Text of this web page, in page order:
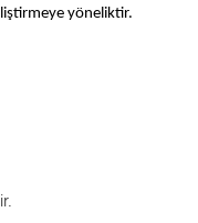
yöneliktir.